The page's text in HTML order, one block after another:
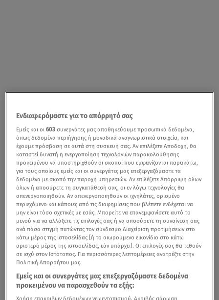
Ενδιαφερόμαστε για το απόρρητό σας
Εμείς και οι603 συνεργάτες μας αποθηκεύουμε προσωπικά δεδομένα,
όπως δεδομένα περιήγησης ή μοναδικά αναγνωριστικά στοιχεία, και
έχουμε πρόσβαση σε αυτά στη συσκευή σας. Αν επιλέξετε Αποδοχή, θα
καταστεί δυνατή η ενεργοποίηση τεχνολογιών παρακολούθησης
προκειμένου να υποστηριχθούν οι σκοποί που εμφανίζονται παρακάτω,
για τους οποίους εμείς και οι συνεργάτες μας επεξεργαζόμαστε τα
δεδομένα με σκοπό την παροχή υπηρεσιών. Αν επιλέξετε Απόρριψη όλων
όλων ή αποσύρετε τη συγκατάθεσή σας, οι εν λόγω τεχνολογίες θα
απενεργοποιηθούν. Αν απενεργοποιηθούν οι ιχνηλάτες, ορισμένο
περιεχόμενο και κάποιες από τις διαφημίσεις που βλέπετε ενδέχεται να
μην είναι τόσο σχετικές με εσάς. Μπορείτε να επανεμφανίσετε αυτό το
μενού για να αλλάξετε τις επιλογές σας ή να αποσύρετε τη συναίνεσή σας
ανά πάσα στιγμή πατώντας τον σύνδεσμο Διαχείριση προτιμήσεων στο
κάτω μέρος της ιστοσελίδας [ή το αιωρούμενο εικονίδιο στο κάτω
αριστερό μέρος της ιστοσελίδας, εάν υπάρχει]. Οι επιλογές σας θα τεθούν
σε ισχύ στον Ιστότοπος. Για περισσότερες λεπτομέρειες ανατρέξτε στην
Πολιτική Απορρήτου μας.
Εμείς και οι συνεργάτες μας επεξεργαζόμαστε δεδομένα
προκειμένου να παρασχεθούν τα εξής:
Χρήση επακριβών δεδομένων γεωεντοπισμού. Ακριβής σάρωση